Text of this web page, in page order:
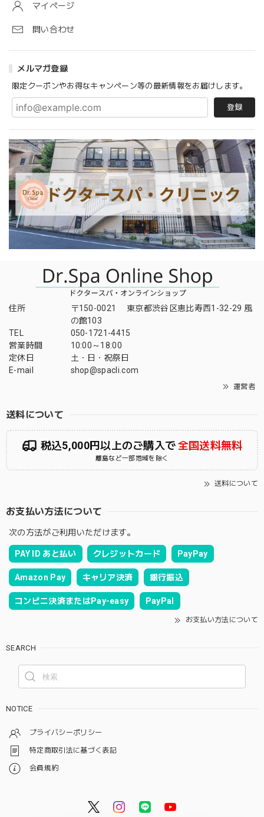
マイページ
問い合わせ
メルマガ登録
限定クーポンやお得なキャンペーン等の最新情報をお届けします。
登録
住所
〒150-0021 東京都渋谷区恵比寿西1-32-29 風
の館103
TEL
050-1721-4415
営業時間
10:00～18:00
定休日
土・日・祝祭日
E-mail
shop@spacli.com
運営者
送料について
税込5,000円以上のご購入で全国送料無料
離島など一部地域を除く
送料について
お支払い方法について
次の方法がご利用いただけます。
PAY ID あと払い クレジットカード PayPay
Amazon Pay キャリア決済 銀行振込
コンビニ決済またはPay-easy PayPal
お支払い方法について
SEARCH
NOTICE
プライバシーポリシー
特定商取引法に基づく表記
会員規約